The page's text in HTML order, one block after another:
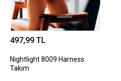
497,99 TL
Nightlight 8009 Harness
Takım